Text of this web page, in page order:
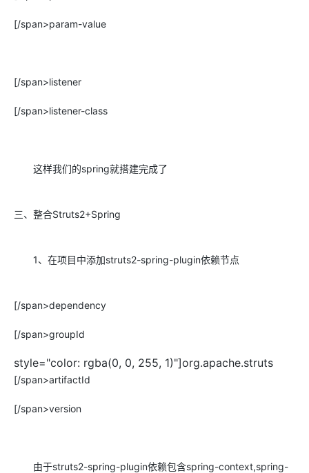
[/span>param-value
[/span>listener
[/span>listener-class
这样我们的spring就搭建完成了
三、整合Struts2+Spring
1、在项目中添加struts2-spring-plugin依赖节点
[/span>dependency
[/span>groupId
style="color: rgba(0, 0, 255, 1)"]org.apache.struts
[/span>artifactId
[/span>version
由于struts2-spring-plugin依赖包含spring-context,spring-